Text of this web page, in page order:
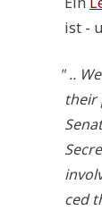
ist -
"..
their
ced